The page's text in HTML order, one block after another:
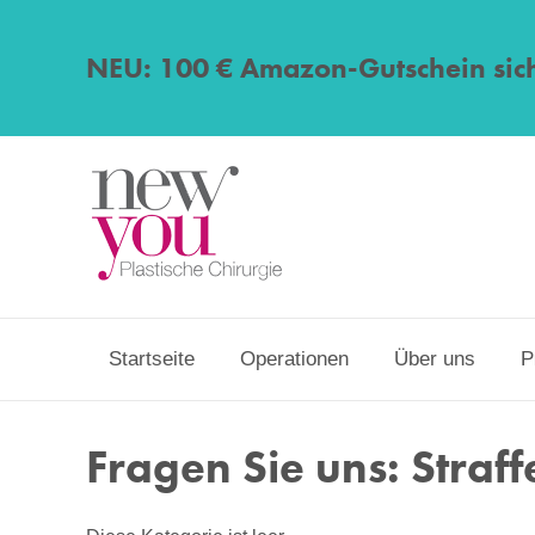
NEU: 100 € Amazon-Gutschein
Startseite Operationen Über uns
Fragen Sie uns: